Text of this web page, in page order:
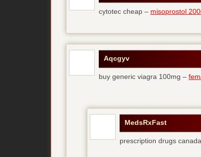
cytotec cheap – misoprostol
Aqcgyv
buy generic viagra 100mg –
MedsRxFast
prescription drugs